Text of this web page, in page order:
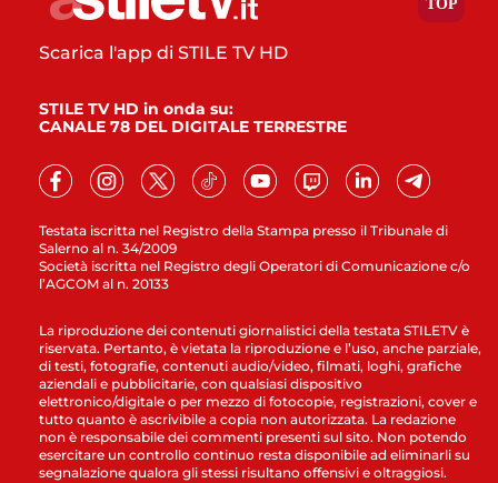
Testata iscritta nel Registro della Stampa presso il Tribunale di
Salerno al n. 34/2009
Società iscritta nel Registro degli Operatori di Comunicazione c/o
l’AGCOM al n. 20133
Scarica l'app di STILE TV HD
STILE TV HD in onda su:
CANALE 78 DEL DIGITALE TERRESTRE
La riproduzione dei contenuti giornalistici della testata STILETV è
riservata. Pertanto, è vietata la riproduzione e l’uso, anche parziale,
di testi, fotografie, contenuti audio/video, filmati, loghi, grafiche
aziendali e pubblicitarie, con qualsiasi dispositivo
elettronico/digitale o per mezzo di fotocopie, registrazioni, cover e
tutto quanto è ascrivibile a copia non autorizzata. La redazione
non è responsabile dei commenti presenti sul sito. Non potendo
esercitare un controllo continuo resta disponibile ad eliminarli su
segnalazione qualora gli stessi risultano offensivi e oltraggiosi.